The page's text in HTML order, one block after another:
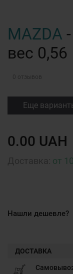
MAZDA
вес 0,56
0 отзывов
Еще
0.00 UAH
от
Нашли дешевле?
ДОСТАВКА